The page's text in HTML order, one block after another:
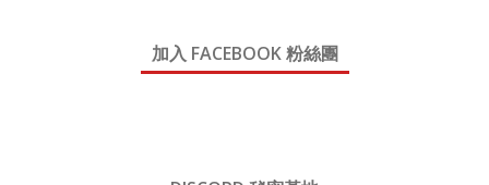
加入 FACEBOOK 粉絲團